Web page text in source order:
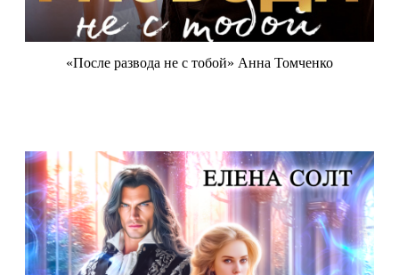
«После развода не с тобой» Анна Томченко